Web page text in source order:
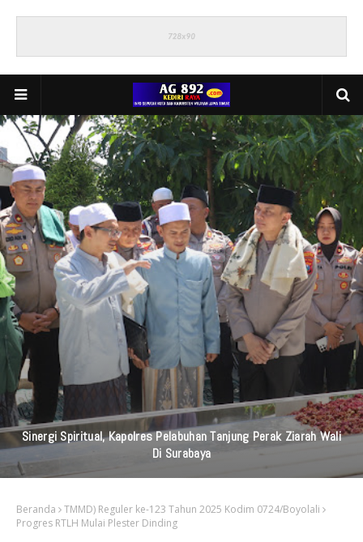
Sinergi Spiritual, Kapolres Pelabuhan Tanjung Perak Ziarah Wali
Di Surabaya
Beranda
TMMD) Reguler ke-123 Tahun 2025 Kodim 0724/Boyolali
Progres RTLH Mulai Plester Dinding